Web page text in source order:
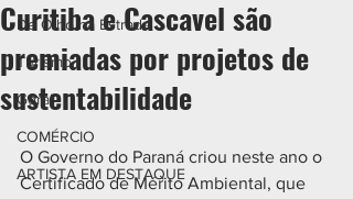
De Olho na Estrada
Turismo
Geral
COMÉRCIO
ARTISTA EM DESTAQUE
Curitiba e Cascavel são
premiadas por projetos de
sustentabilidade
O Governo do Paraná criou neste ano o
Certificado de Mérito Ambiental, que